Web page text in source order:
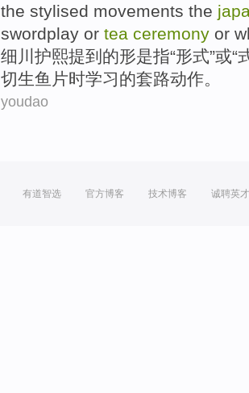
the stylised movements the
swordplay or tea ceremony or
细川护熙提到 的形是指“形式”或“
切生鱼片时学习的套路动作。
youdao
有道智选 官方博客 技术博客 诚聘英才